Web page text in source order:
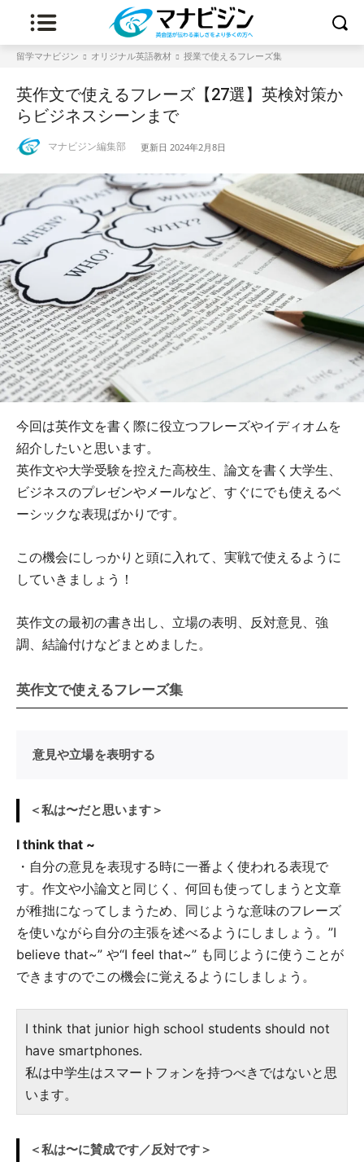
留学マナビジン オリジナル英語教材 授業で使えるフレーズ集
英作文で使えるフレーズ【27選】英検対策か
らビジネスシーンまで
マナビジン編集部 更新日 2024年2月8日
今回は英作文を書く際に役立つフレーズやイディオムを
紹介したいと思います。
英作文や大学受験を控えた高校生、論文を書く大学生、
ビジネスのプレゼンやメールなど、すぐにでも使えるベ
ーシックな表現ばかりです。
この機会にしっかりと頭に入れて、実戦で使えるように
していきましょう！
英作文の最初の書き出し、立場の表明、反対意見、強
調、結論付けなどまとめました。
英作文で使えるフレーズ集
意見や立場を表明する
＜私は〜だと思います＞
I think that ~
・自分の意見を表現する時に一番よく使われる表現で
す。作文や小論文と同じく、何回も使ってしまうと文章
が稚拙になってしまうため、同じような意味のフレーズ
を使いながら自分の主張を述べるようにしましょう。”I
believe that~” や“I feel that~” も同じように使うことが
できますのでこの機会に覚えるようにしましょう。
I think that junior high school students should not
have smartphones.
私は中学生はスマートフォンを持つべきではないと思
います。
＜私は〜に賛成です／反対です＞